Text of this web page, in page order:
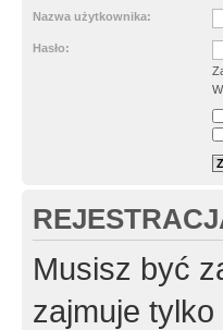
Nazwa użytkownika:
Hasło:
Musisz być
zajmuje